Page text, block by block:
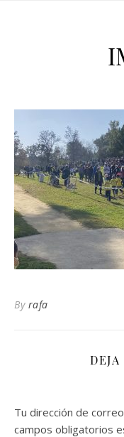
By rafa
DEJA
Tu dirección de
campos obligatorios